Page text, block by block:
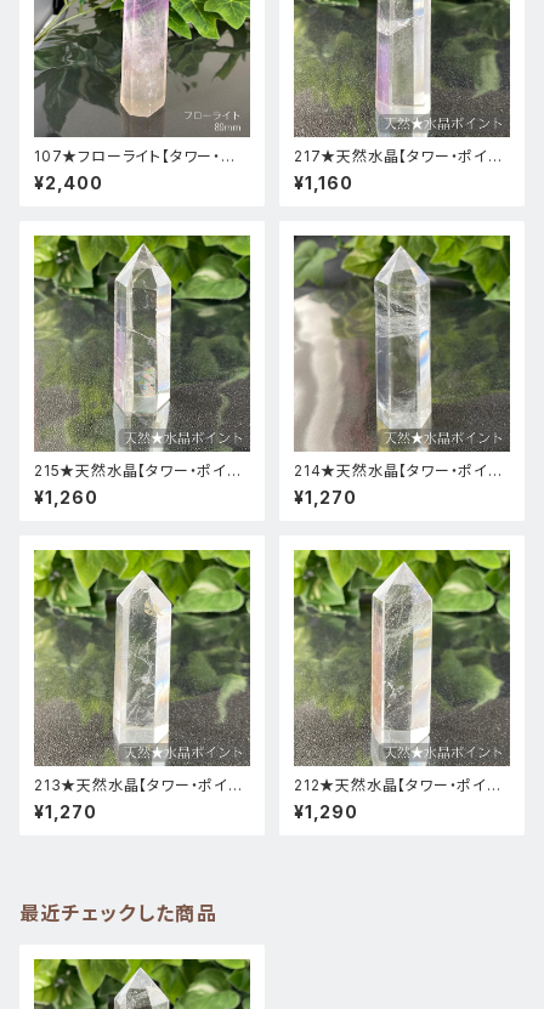
107★フローライト【タワー・ポ
イント】天然石パワーストーンイ
ンテリア置物新品
¥2,400
217★天然水晶【タワー・ポイン
ト・原石】天然石インテリア置物
風水新品
¥1,160
215★天然水晶【タワー・ポイン
ト・原石】天然石インテリア置物
風水新品
¥1,260
214★天然水晶【タワー・ポイン
ト・原石】天然石インテリア置物
風水新品
¥1,270
213★天然水晶【タワー・ポイン
ト・原石】天然石インテリア置物
風水新品
¥1,270
212★天然水晶【タワー・ポイン
ト・原石】天然石インテリア置物
風水新品
¥1,290
最近チェックした商品